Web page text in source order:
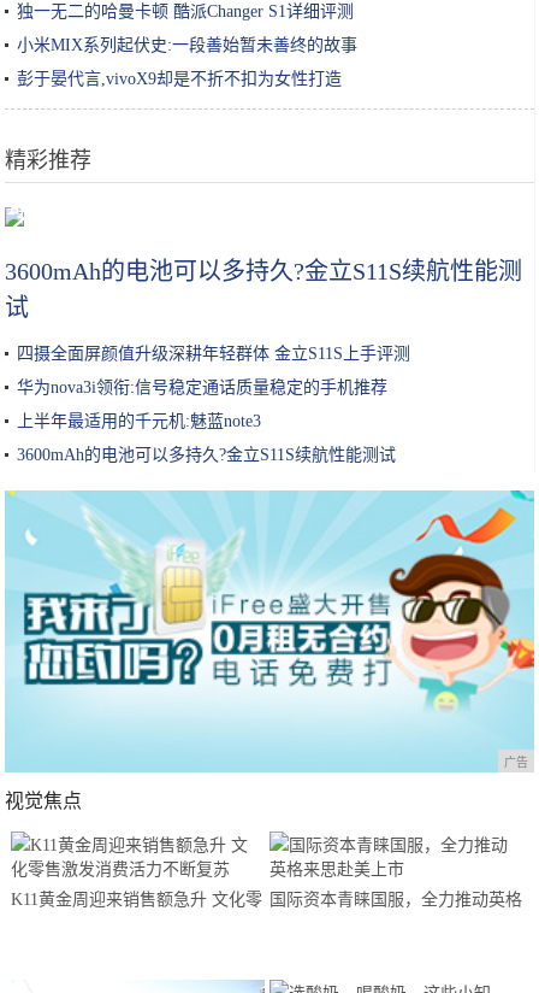
独一无二的哈曼卡顿 酷派Changer S1详细评测
小米MIX系列起伏史:一段善始暂未善终的故事
彭于晏代言,vivoX9却是不折不扣为女性打造
精彩推荐
可以用吸管吸着吃的橙子来了！爆汁无渣，徒手可剥！果冻橙了解一下
3600mAh的电池可以多持久?金立S11S续航性能测
试
四摄全面屏颜值升级深耕年轻群体 金立S11S上手评测
华为nova3i领衔:信号稳定通话质量稳定的手机推荐
上半年最适用的千元机:魅蓝note3
3600mAh的电池可以多持久?金立S11S续航性能测试
广告
视觉焦点
K11黄金周迎来销售额急升 文化零
国际资本青睐国服，全力推动英格